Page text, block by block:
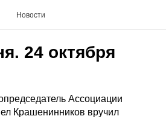
Новости
24 октября
Ассоциации
Крашенинников вручил